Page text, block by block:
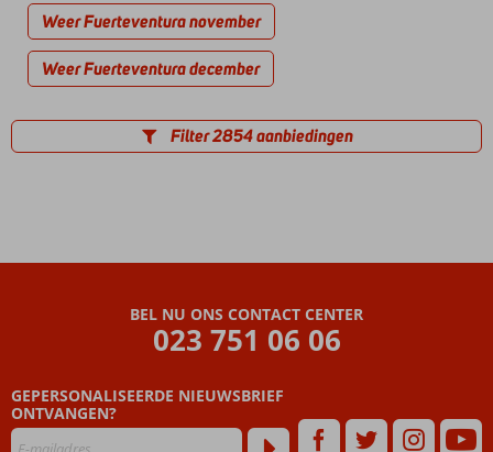
Weer Fuerteventura november
Weer Fuerteventura december
Filter 2854 aanbiedingen
BEL NU ONS CONTACT CENTER
023 751 06 06
GEPERSONALISEERDE NIEUWSBRIEF
ONTVANGEN?